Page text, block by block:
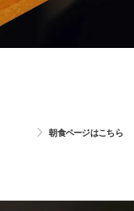
朝食ページはこちら